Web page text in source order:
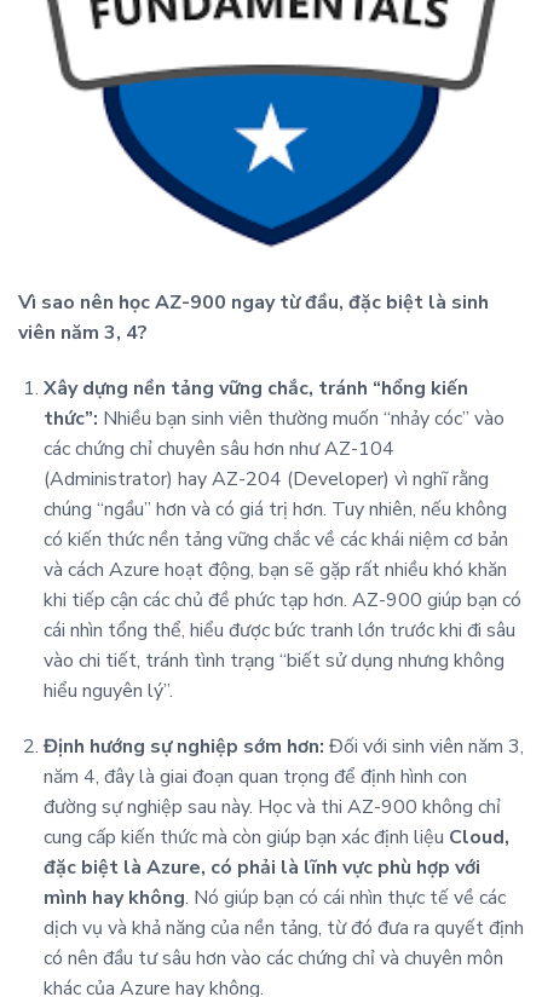
Vì sao nên học AZ-900 ngay từ đầu, đặc biệt là sinh
viên năm 3, 4?
Xây dựng nền tảng vững chắc, tránh “hổng kiến
thức”: Nhiều bạn sinh viên thường muốn “nhảy cóc” vào
các chứng chỉ chuyên sâu hơn như AZ-104
(Administrator) hay AZ-204 (Developer) vì nghĩ rằng
chúng “ngầu” hơn và có giá trị hơn. Tuy nhiên, nếu không
có kiến thức nền tảng vững chắc về các khái niệm cơ bản
và cách Azure hoạt động, bạn sẽ gặp rất nhiều khó khăn
khi tiếp cận các chủ đề phức tạp hơn. AZ-900 giúp bạn có
cái nhìn tổng thể, hiểu được bức tranh lớn trước khi đi sâu
vào chi tiết, tránh tình trạng “biết sử dụng nhưng không
hiểu nguyên lý”.
Định hướng sự nghiệp sớm hơn: Đối với sinh viên năm 3,
năm 4, đây là giai đoạn quan trọng để định hình con
đường sự nghiệp sau này. Học và thi AZ-900 không chỉ
cung cấp kiến thức mà còn giúp bạn xác định liệu Cloud,
đặc biệt là Azure, có phải là lĩnh vực phù hợp với
mình hay không. Nó giúp bạn có cái nhìn thực tế về các
dịch vụ và khả năng của nền tảng, từ đó đưa ra quyết định
có nên đầu tư sâu hơn vào các chứng chỉ và chuyên môn
khác của Azure hay không.